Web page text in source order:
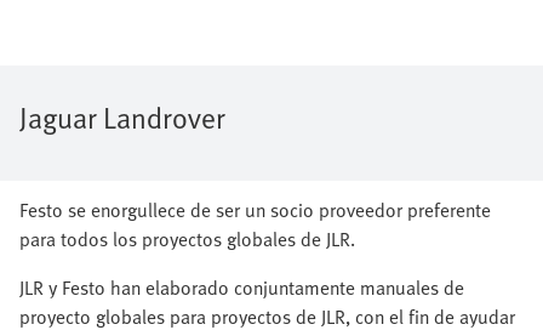
Jaguar Landrover
Festo se enorgullece de ser un socio proveedor preferente
para todos los proyectos globales de JLR.
JLR y Festo han elaborado conjuntamente manuales de
proyecto globales para proyectos de JLR, con el fin de ayudar